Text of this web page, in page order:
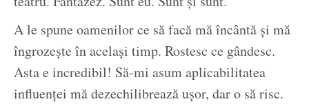
A le spune oamenilor ce să facă mă încântă și mă
îngrozește în același timp. Rostesc ce gândesc.
Asta e incredibil! Să-mi asum aplicabilitatea
influenței mă dezechilibrează ușor, dar o să risc.